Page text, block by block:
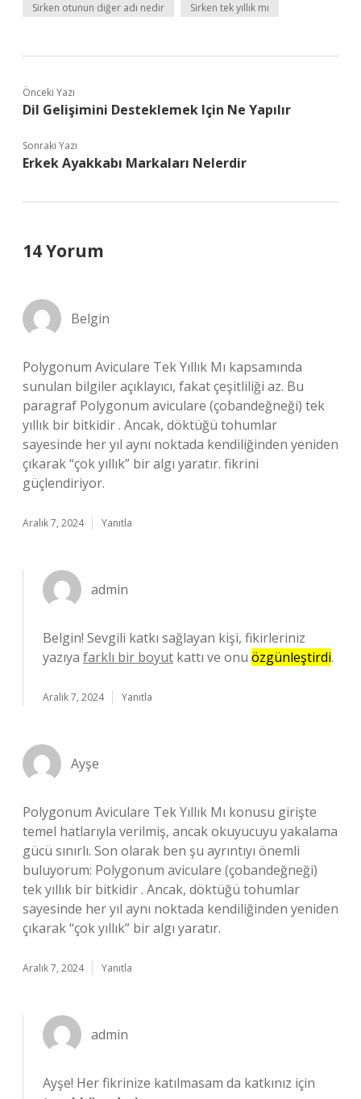
Sirken otunun diğer adı nedir Sirken tek yıllık mı
Önceki Yazı
Dil Gelişimini Desteklemek Için Ne Yapılır
Sonraki Yazı
Erkek Ayakkabı Markaları Nelerdir
14 Yorum
Belgin
Polygonum Aviculare Tek Yıllık Mı kapsamında
sunulan bilgiler açıklayıcı, fakat çeşitliliği az. Bu
paragraf Polygonum aviculare (çobandeğneği) tek
yıllık bir bitkidir . Ancak, döktüğü tohumlar
sayesinde her yıl aynı noktada kendiliğinden yeniden
çıkarak “çok yıllık” bir algı yaratır. fikrini
güçlendiriyor.
Aralık 7, 2024 Yanıtla
admin
Belgin! Sevgili katkı sağlayan kişi, fikirleriniz
yazıya farklı bir boyut kattı ve onu özgünleştirdi.
Aralık 7, 2024 Yanıtla
Ayşe
Polygonum Aviculare Tek Yıllık Mı konusu girişte
temel hatlarıyla verilmiş, ancak okuyucuyu yakalama
gücü sınırlı. Son olarak ben şu ayrıntıyı önemli
buluyorum: Polygonum aviculare (çobandeğneği)
tek yıllık bir bitkidir . Ancak, döktüğü tohumlar
sayesinde her yıl aynı noktada kendiliğinden yeniden
çıkarak “çok yıllık” bir algı yaratır.
Aralık 7, 2024 Yanıtla
admin
Ayşe! Her fikrinize katılmasam da katkınız için